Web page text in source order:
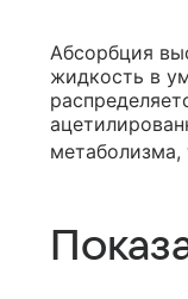
Абсорбция
жидкость в
метаболизма,